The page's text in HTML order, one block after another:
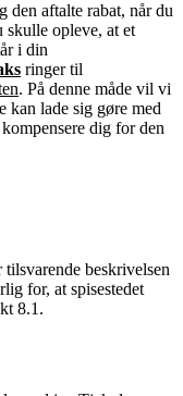
den aftalte rabat, når du
skulle opleve, at et
i din
ringer til
. På denne måde vil vi
kan lade sig gøre med
dig for den
beskrivelsen
for, at spisestedet
8.1.